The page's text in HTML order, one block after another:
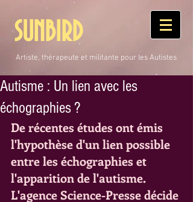
SUNBIRD
Artiste, thérapeute et militante pour les Autistes
Autisme : Un lien avec les
échographies ?
De récentes études ont émis
l'hypothèse d'un lien possible
entre les échographies et
l'apparition de l'autisme.
L'agence Science-Presse décide